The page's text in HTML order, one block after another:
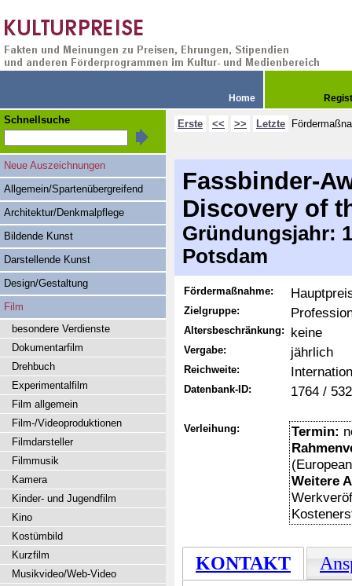
Home
Erste << >> Letzte
Fassbinder-
Discovery of
Gründungsjahr:
Potsdam
Fördermaßnahme:
Zielgruppe:
Altersbeschränkung: keine
Vergabe: jährlich
Reichweite:
Datenbank-ID: 1764 / 532
Verleihung: Termin:
Weitere
KONTAKT
Schnellsuche
Neue Auszeichnungen
Allgemein/Spartenübergreifend
Architektur/Denkmalpflege
Bildende Kunst
Darstellende Kunst
Design/Gestaltung
Film
besondere Verdienste
Dokumentarfilm
Drehbuch
Experimentalfilm
Film allgemein
Film-/Videoproduktionen
Filmdarsteller
Filmmusik
Kamera
Kinder- und Jugendfilm
Kino
Kostümbild
Kurzfilm
Musikvideo/Web-Video